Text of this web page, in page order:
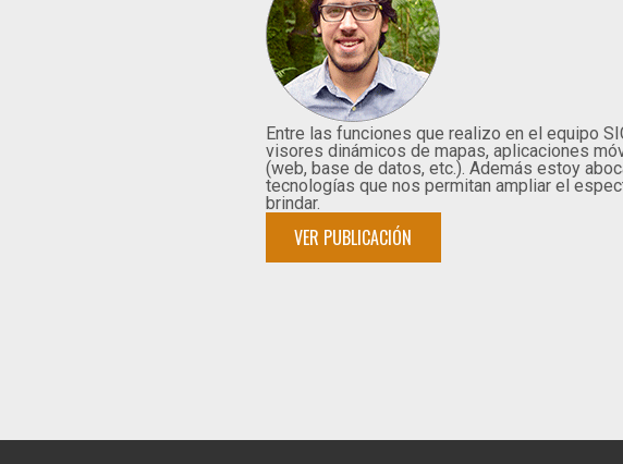
Entre las funciones que realizo en el equipo
visores dinámicos de mapas, aplicaciones
(web, base de datos, etc.). Además estoy
tecnologías que nos permitan ampliar el
brindar.
VER PUBLICACIÓN